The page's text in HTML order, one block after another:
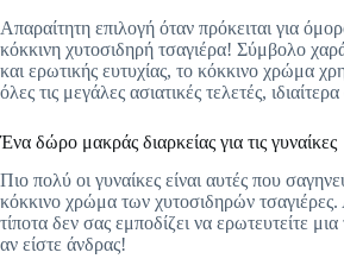
Απαραίτητη επιλογή όταν πρόκειται για
κόκκινη χυτοσιδηρή τσαγιέρα! Σύμβολο
και ερωτικής ευτυχίας, το κόκκινο χρώμα
όλες τις μεγάλες ασιατικές τελετές,
Ένα δώρο μακράς διαρκείας για τις γυναίκες
Πιο πολύ οι γυναίκες είναι αυτές που
κόκκινο χρώμα των χυτοσιδηρών
τίποτα δεν σας εμποδίζει να ερωτευτείτε μια
αν είστε άνδρας!